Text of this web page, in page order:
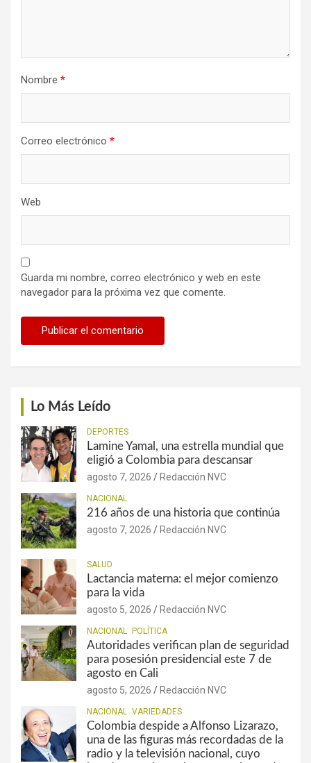
Nombre *
Correo electrónico *
Web
Guarda mi nombre, correo electrónico y web en este
navegador para la próxima vez que comente.
Lo Más Leído
DEPORTES
Lamine Yamal, una estrella mundial que
eligió a Colombia para descansar
agosto 7, 2026 Redacción NVC
NACIONAL
216 años de una historia que continúa
agosto 7, 2026 Redacción NVC
SALUD
Lactancia materna: el mejor comienzo
para la vida
agosto 5, 2026 Redacción NVC
NACIONAL POLÍTICA
Autoridades verifican plan de seguridad
para posesión presidencial este 7 de
agosto en Cali
agosto 5, 2026 Redacción NVC
NACIONAL VARIEDADES
Colombia despide a Alfonso Lizarazo,
una de las figuras más recordadas de la
radio y la televisión nacional, cuyo